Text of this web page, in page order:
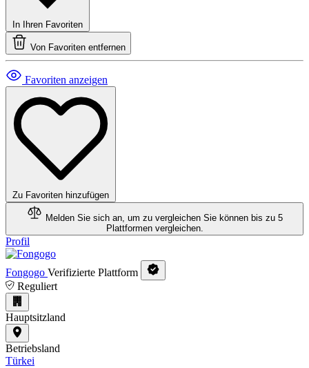
In Ihren Favoriten
Von Favoriten entfernen
Favoriten anzeigen
Zu Favoriten hinzufügen
Melden Sie sich an, um zu vergleichen Sie können bis zu 5
Plattformen vergleichen.
Profil
Fongogo Verifizierte Plattform
Reguliert
Hauptsitzland
Betriebsland
Türkei